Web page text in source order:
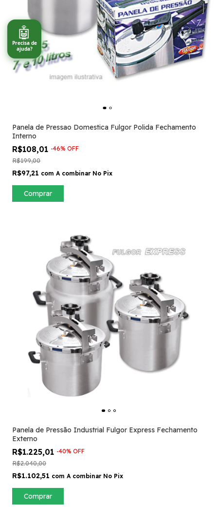
Panela de Pressao Domestica Fulgor Polida Fechamento
Interno
R$108,01 -46% OFF
R$199,00
R$97,21 com A combinar No Pix
Comprar
Panela de Pressão Industrial Fulgor Express Fechamento
Externo
R$1.225,01 -40% OFF
R$2.040,00
R$1.102,51 com A combinar No Pix
Comprar
🤖
Precisa de
ajuda?